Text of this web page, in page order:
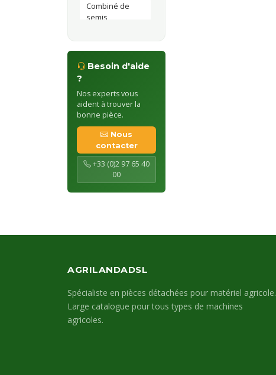
Combiné de
semis
Besoin d'aide
?
Nos experts vous
aident à trouver la
bonne pièce.
Nous
contacter
+33 (0)2 97 65 40
00
AGRILANDADSL
Spécialiste en pièces détachées pour matériel agricole.
Large catalogue pour tous types de machines
agricoles.